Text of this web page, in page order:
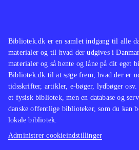
Bibliotek.dk er en samlet indgang til alle
materialer og til hvad der udgives i
materialer og så hente og låne på dit eget
Bibliotek.dk til at søge frem, hvad der er
tidsskrifter, artikler, e-bøger, lydbøger
et fysisk bibliotek, men en database og
danske offentlige biblioteker, som du kan
lokale bibliotek.
Administrer cookieindstillinger